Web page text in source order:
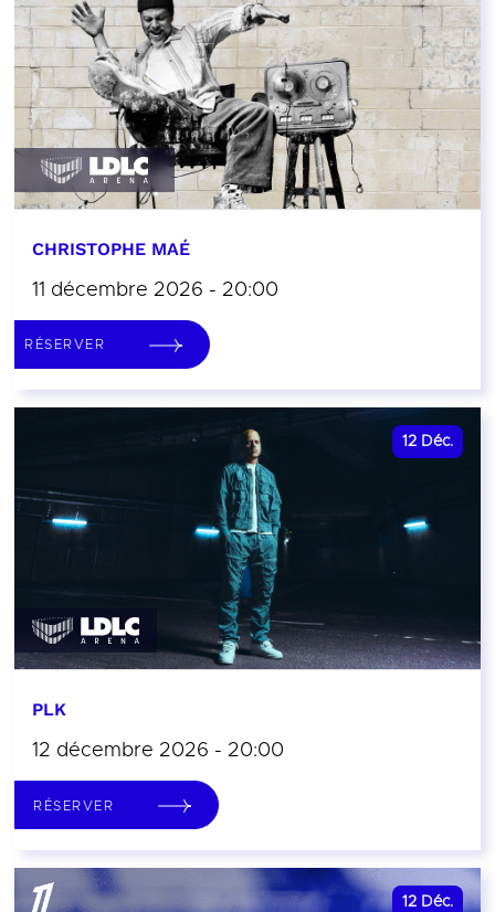
CHRISTOPHE MAÉ
11 décembre 2026 - 20:00
RÉSERVER
12 Déc.
PLK
12 décembre 2026 - 20:00
RÉSERVER
12 Déc.